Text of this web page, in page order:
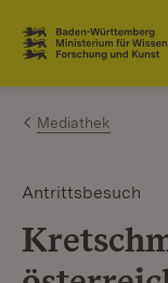
Zum Inhalt
Link zur
Mediathek
Antrittsbesuch